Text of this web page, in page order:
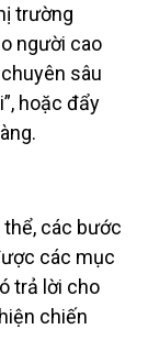
trường
người cao
sâu
hoặc đẩy
các bước
các mục
trả lời cho
chiến